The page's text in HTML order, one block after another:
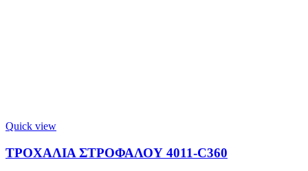
Quick view
ΤΡΟΧΑΛΙΑ ΣΤΡΟΦΑΛΟΥ 4011-C360